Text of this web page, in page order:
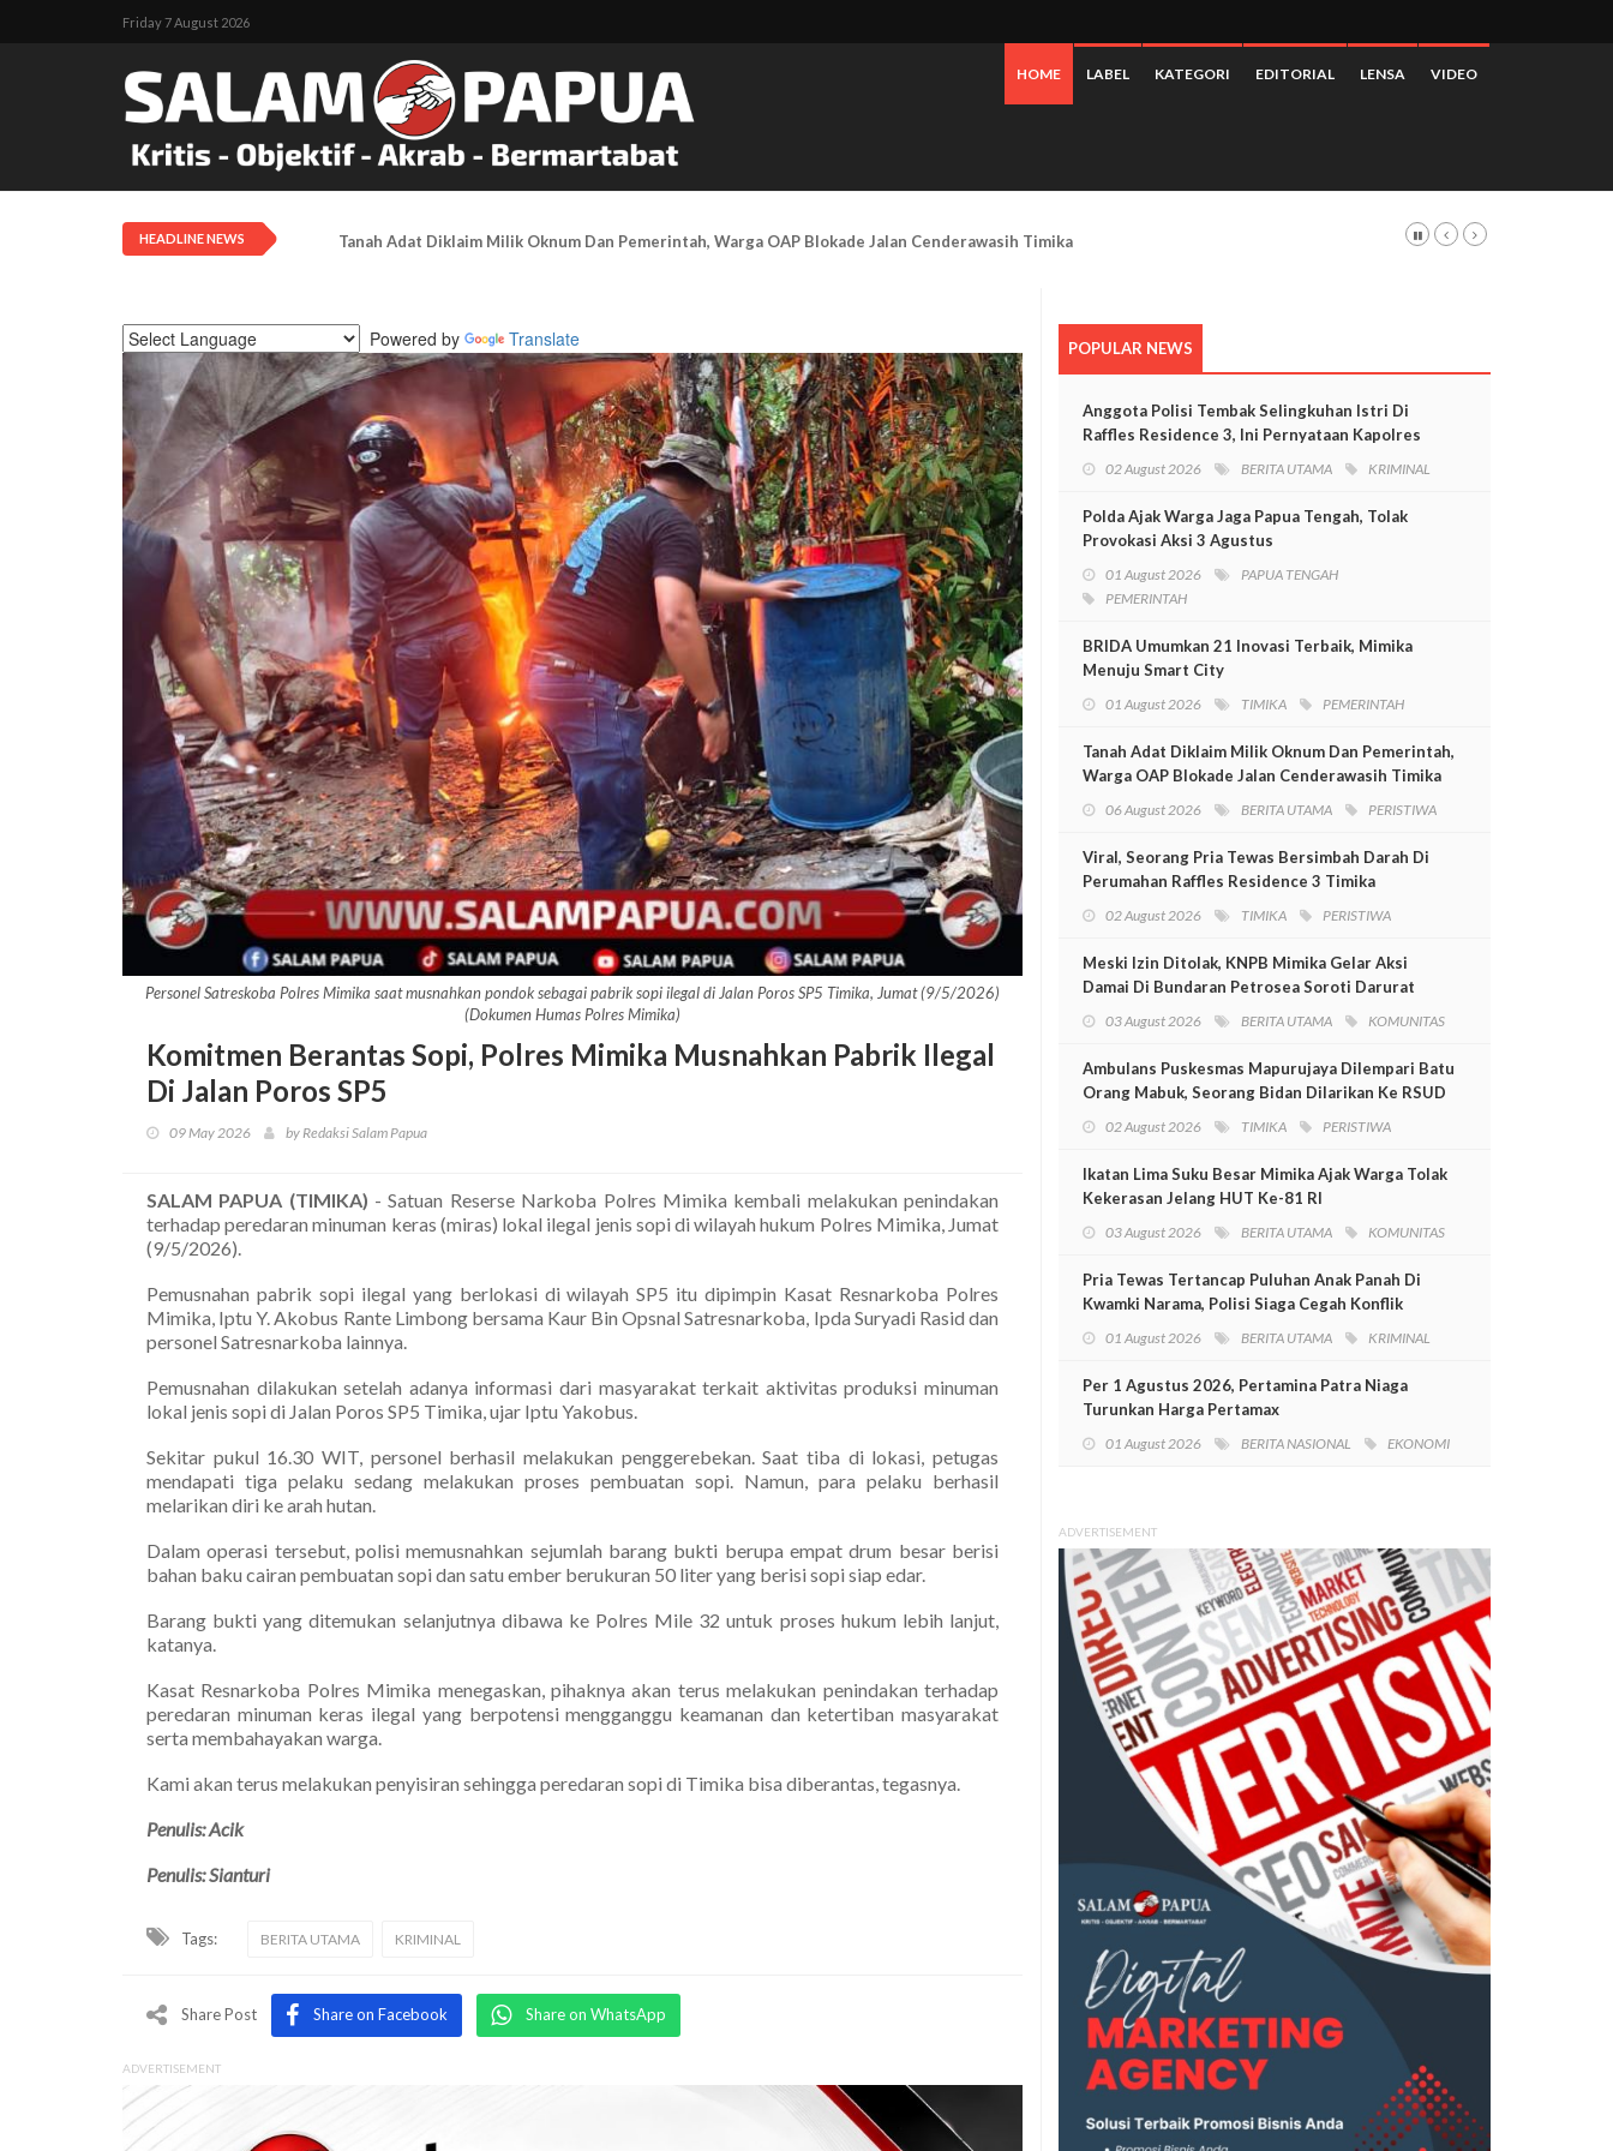
Friday 7 August 2026
HOME LABEL KATEGORI EDITORIAL LENSA VIDEO
HEADLINE NEWS LEMASKO: Pendangkalan Di Pesisir Mimika Bukan Semata Akibat Tailing Freeport
Powered by Translate
Personel Satreskoba Polres Mimika saat musnahkan pondok sebagai pabrik sopi ilegal di Jalan Poros SP5 Timika, Jumat (9/5/2026)
(Dokumen Humas Polres Mimika)
Komitmen Berantas Sopi, Polres Mimika Musnahkan Pabrik Ilegal
Di Jalan Poros SP5
09 May 2026 by Redaksi Salam Papua
SALAM PAPUA (TIMIKA) - Satuan Reserse Narkoba Polres Mimika kembali melakukan penindakan
terhadap peredaran minuman keras (miras) lokal ilegal jenis sopi di wilayah hukum Polres Mimika, Jumat
(9/5/2026).
Pemusnahan pabrik sopi ilegal yang berlokasi di wilayah SP5 itu dipimpin Kasat Resnarkoba Polres
Mimika, Iptu Y. Akobus Rante Limbong bersama Kaur Bin Opsnal Satresnarkoba, Ipda Suryadi Rasid dan
personel Satresnarkoba lainnya.
Pemusnahan dilakukan setelah adanya informasi dari masyarakat terkait aktivitas produksi minuman
lokal jenis sopi di Jalan Poros SP5 Timika, ujar Iptu Yakobus.
Sekitar pukul 16.30 WIT, personel berhasil melakukan penggerebekan. Saat tiba di lokasi, petugas
mendapati tiga pelaku sedang melakukan proses pembuatan sopi. Namun, para pelaku berhasil
melarikan diri ke arah hutan.
Dalam operasi tersebut, polisi memusnahkan sejumlah barang bukti berupa empat drum besar berisi
bahan baku cairan pembuatan sopi dan satu ember berukuran 50 liter yang berisi sopi siap edar.
Barang bukti yang ditemukan selanjutnya dibawa ke Polres Mile 32 untuk proses hukum lebih lanjut,
katanya.
Kasat Resnarkoba Polres Mimika menegaskan, pihaknya akan terus melakukan penindakan terhadap
peredaran minuman keras ilegal yang berpotensi mengganggu keamanan dan ketertiban masyarakat
serta membahayakan warga.
Kami akan terus melakukan penyisiran sehingga peredaran sopi di Timika bisa diberantas, tegasnya.
Penulis: Acik
Penulis: Sianturi
Tags: BERITA UTAMA KRIMINAL
Share Post Share on Facebook Share on WhatsApp
ADVERTISEMENT
POPULAR NEWS
Anggota Polisi Tembak Selingkuhan Istri Di
Raffles Residence 3, Ini Pernyataan Kapolres
02 August 2026 BERITA UTAMA KRIMINAL
Polda Ajak Warga Jaga Papua Tengah, Tolak
Provokasi Aksi 3 Agustus
01 August 2026
PAPUA TENGAH
PEMERINTAH
BRIDA Umumkan 21 Inovasi Terbaik, Mimika
Menuju Smart City
01 August 2026 TIMIKA PEMERINTAH
Tanah Adat Diklaim Milik Oknum Dan Pemerintah,
Warga OAP Blokade Jalan Cenderawasih Timika
06 August 2026 BERITA UTAMA PERISTIWA
Viral, Seorang Pria Tewas Bersimbah Darah Di
Perumahan Raffles Residence 3 Timika
02 August 2026 TIMIKA PERISTIWA
Meski Izin Ditolak, KNPB Mimika Gelar Aksi
Damai Di Bundaran Petrosea Soroti Darurat
03 August 2026 BERITA UTAMA KOMUNITAS
Ambulans Puskesmas Mapurujaya Dilempari Batu
Orang Mabuk, Seorang Bidan Dilarikan Ke RSUD
02 August 2026 TIMIKA PERISTIWA
Ikatan Lima Suku Besar Mimika Ajak Warga Tolak
Kekerasan Jelang HUT Ke-81 RI
03 August 2026 BERITA UTAMA KOMUNITAS
Pria Tewas Tertancap Puluhan Anak Panah Di
Kwamki Narama, Polisi Siaga Cegah Konflik
01 August 2026 BERITA UTAMA KRIMINAL
Per 1 Agustus 2026, Pertamina Patra Niaga
Turunkan Harga Pertamax
01 August 2026 BERITA NASIONAL EKONOMI
ADVERTISEMENT